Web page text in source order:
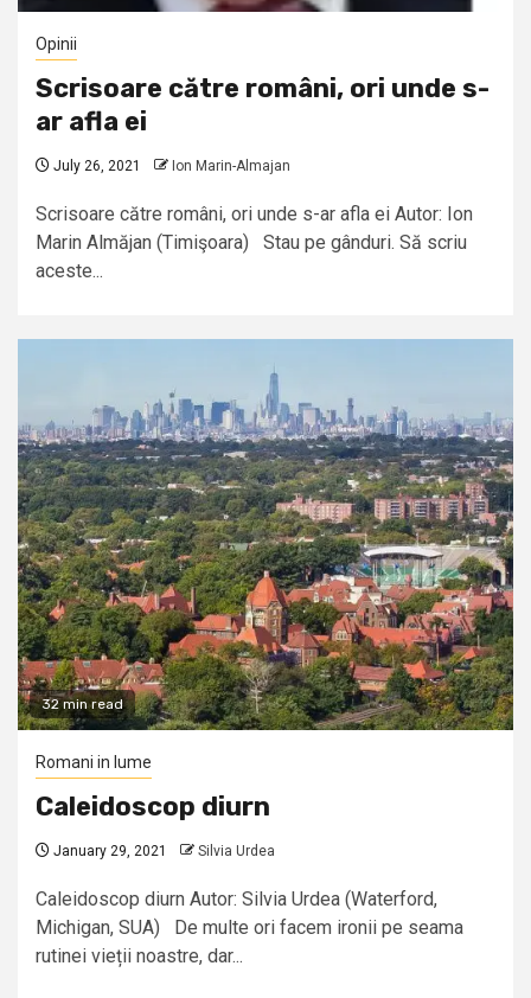
Opinii
Scrisoare către români, ori unde s-
ar afla ei
July 26, 2021 Ion Marin-Almajan
Scrisoare către români, ori unde s-ar afla ei Autor: Ion
Marin Almăjan (Timişoara) Stau pe gânduri. Să scriu
aceste...
32 min read
Romani in lume
Caleidoscop diurn
January 29, 2021 Silvia Urdea
Caleidoscop diurn Autor: Silvia Urdea (Waterford,
Michigan, SUA) De multe ori facem ironii pe seama
rutinei vieții noastre, dar...